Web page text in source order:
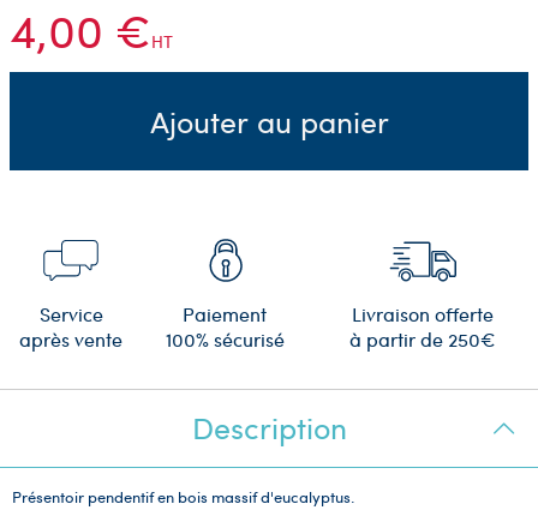
4,00 €HT
Ajouter au panier
Service
après vente
Paiement
100% sécurisé
Livraison offerte
à partir de 250€
Description
Présentoir pendentif en bois massif d'eucalyptus.